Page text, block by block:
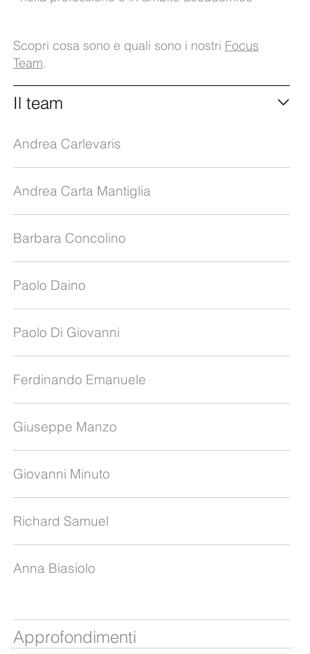
Scopri cosa sono e quali sono i nostri Focus
Team.
Il team
Andrea Carlevaris
Andrea Carta Mantiglia
Barbara Concolino
Paolo Daino
Paolo Di Giovanni
Ferdinando Emanuele
Giuseppe Manzo
Giovanni Minuto
Richard Samuel
Anna Biasiolo
Approfondimenti